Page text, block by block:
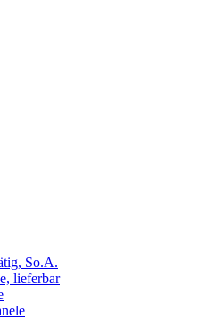
So.A.
lieferbar